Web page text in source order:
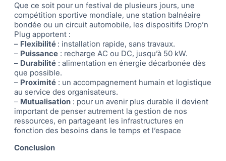
Que ce soit pour un festival de plusieurs jours, une
compétition sportive mondiale, une station balnéaire
bondée ou un circuit automobile, les dispositifs Drop’n
Plug apportent :
– Flexibilité : installation rapide, sans travaux.
– Puissance : recharge AC ou DC, jusqu’à 50 kW.
– Durabilité : alimentation en énergie décarbonée dès
que possible.
– Proximité : un accompagnement humain et logistique
au service des organisateurs.
– Mutualisation : pour un avenir plus durable il devient
important de penser autrement la gestion de nos
ressources, en partageant les infrastructures en
fonction des besoins dans le temps et l’espace
Conclusion